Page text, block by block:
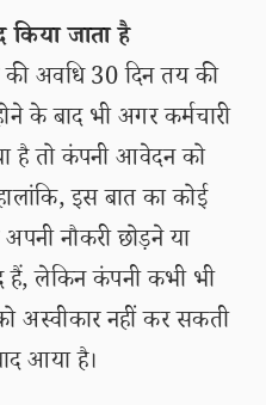
जाता है
अवधि 30 दिन तय की
के बाद भी अगर कर्मचारी
है तो कंपनी आवेदन को
इस बात का कोई
नौकरी छोड़ने या
हैं, लेकिन कंपनी कभी भी
नहीं कर सकती
आया है।